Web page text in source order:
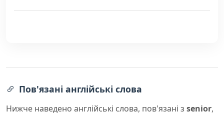
Пов'язані англійські слова
Нижче наведено англійські слова, пов'язані з senior,